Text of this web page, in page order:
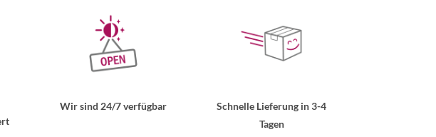
Wir sind 24/7 verfügbar
Schnelle Lieferung in 3-4
Tagen